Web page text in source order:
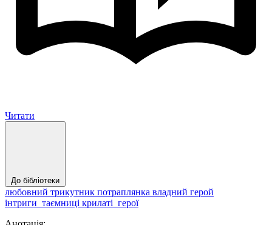
Читати
До бібліотеки
любовний трикутник потраплянка владний герой
інтриги_таємниці крилаті_герої